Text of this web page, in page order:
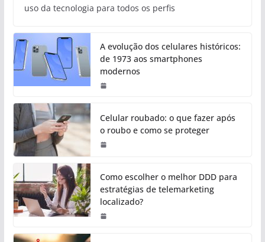
uso da tecnologia para todos os perfis
A evolução dos celulares históricos:
de 1973 aos smartphones
modernos
Celular roubado: o que fazer após
o roubo e como se proteger
Como escolher o melhor DDD para
estratégias de telemarketing
localizado?